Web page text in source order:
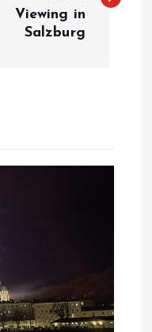
Viewing in
Salzburg